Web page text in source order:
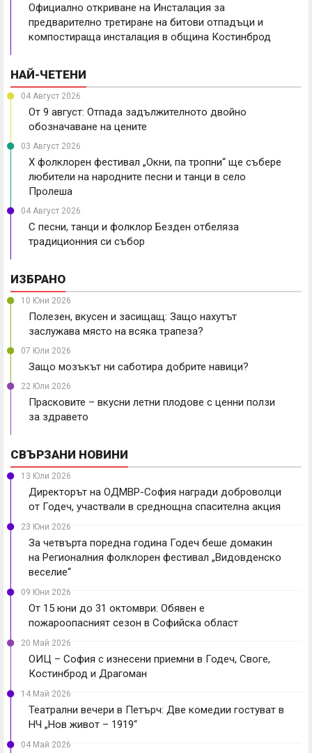
Официално откриване на Инсталация за
предварително третиране на битови отпадъци и
компостираща инсталация в община Костинброд
НАЙ-ЧЕТЕНИ
04 Август 2026
От 9 август: Отпада задължителното двойно
обозначаване на цените
03 Август 2026
X фолклорен фестивал „Окни, па тропни“ ще събере
любители на народните песни и танци в село
Пролеша
04 Август 2026
С песни, танци и фолклор Безден отбеляза
традиционния си събор
ИЗБРАНО
10 Юни 2026
Полезен, вкусен и засищащ: Защо нахутът
заслужава място на всяка трапеза?
07 Юли 2026
Защо мозъкът ни саботира добрите навици?
22 Юли 2026
Прасковите – вкусни летни плодове с ценни ползи
за здравето
СВЪРЗАНИ НОВИНИ
13 Юли 2026
Директорът на ОДМВР-София награди доброволци
от Годеч, участвали в среднощна спасителна акция
23 Юни 2026
За четвърта поредна година Годеч беше домакин
на Регионалния фолклорен фестивал „Видовденско
веселие“
09 Юни 2026
От 15 юни до 31 октомври: Обявен е
пожароопасният сезон в Софийска област
20 Май 2026
ОИЦ – София с изнесени приемни в Годеч, Своге,
Костинброд и Драгоман
14 Май 2026
Театрални вечери в Петърч: Две комедии гостуват в
НЧ „Нов живот – 1919“
04 Май 2026